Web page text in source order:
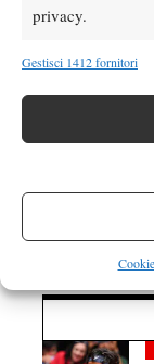
privacy.
Gestisci 1412 fornitori
Nessun
Devi essere